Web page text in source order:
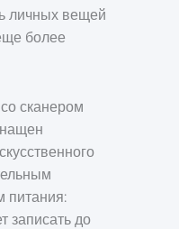
личных вещей
более
сканером
питания:
записать до